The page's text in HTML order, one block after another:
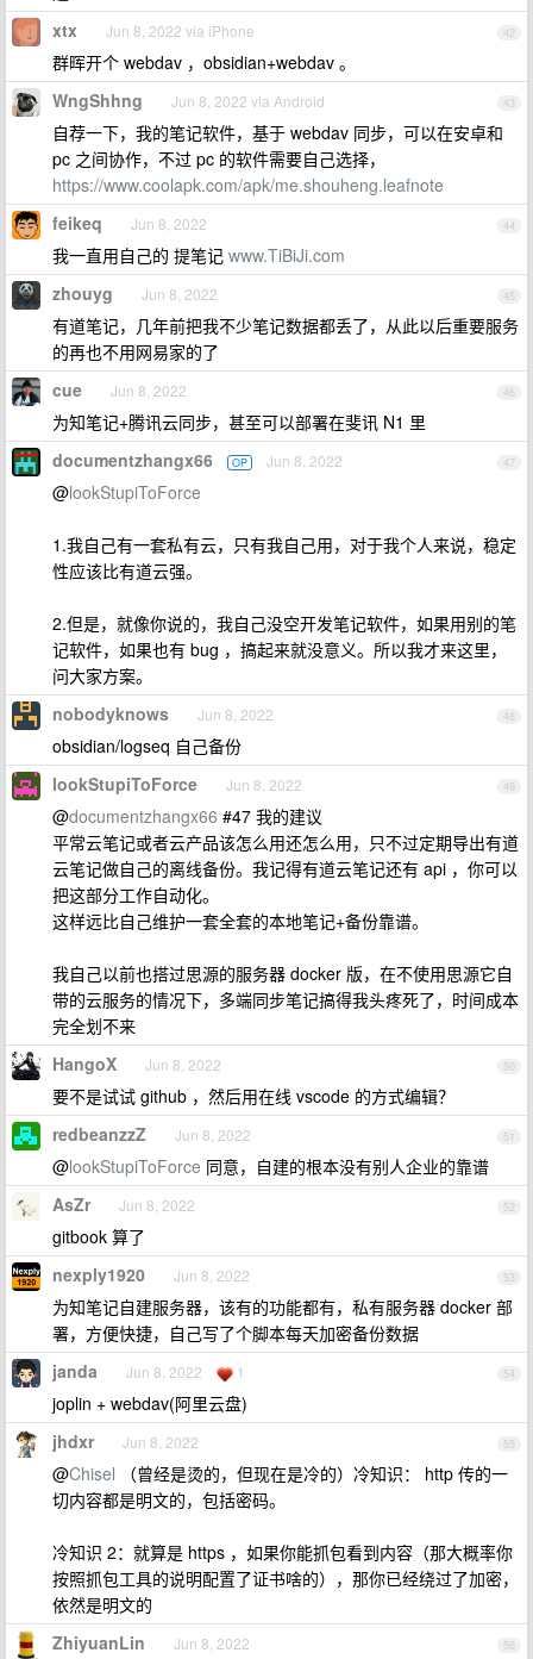
42
xtx Jun 8, 2022 via iPhone
群晖开个 webdav ，obsidian+webdav 。
43
WngShhng Jun 8, 2022 via Android
自荐一下，我的笔记软件，基于 webdav 同步，可以在安卓和
pc 之间协作，不过 pc 的软件需要自己选择，
https://www.coolapk.com/apk/me.shouheng.leafnote
44
feikeq Jun 8, 2022
我一直用自己的 提笔记 www.TiBiJi.com
45
zhouyg Jun 8, 2022
有道笔记，几年前把我不少笔记数据都丢了，从此以后重要服务
的再也不用网易家的了
46
cue Jun 8, 2022
为知笔记+腾讯云同步，甚至可以部署在斐讯 N1 里
47
documentzhangx66 OP Jun 8, 2022
@lookStupiToForce
1.我自己有一套私有云，只有我自己用，对于我个人来说，稳定
性应该比有道云强。
2.但是，就像你说的，我自己没空开发笔记软件，如果用别的笔
记软件，如果也有 bug ，搞起来就没意义。所以我才来这里，
问大家方案。
48
nobodyknows Jun 8, 2022
obsidian/logseq 自己备份
49
lookStupiToForce Jun 8, 2022
@documentzhangx66 #47 我的建议
平常云笔记或者云产品该怎么用还怎么用，只不过定期导出有道
云笔记做自己的离线备份。我记得有道云笔记还有 api ，你可以
把这部分工作自动化。
这样远比自己维护一套全套的本地笔记+备份靠谱。
我自己以前也搭过思源的服务器 docker 版，在不使用思源它自
带的云服务的情况下，多端同步笔记搞得我头疼死了，时间成本
完全划不来
50
HangoX Jun 8, 2022
要不是试试 github ，然后用在线 vscode 的方式编辑？
51
redbeanzzZ Jun 8, 2022
@lookStupiToForce 同意，自建的根本没有别人企业的靠谱
52
AsZr Jun 8, 2022
gitbook 算了
53
nexply1920 Jun 8, 2022
为知笔记自建服务器，该有的功能都有，私有服务器 docker 部
署，方便快捷，自己写了个脚本每天加密备份数据
54
janda Jun 8, 2022 1
joplin + webdav(阿里云盘)
55
jhdxr Jun 8, 2022
@Chisel （曾经是烫的，但现在是冷的）冷知识： http 传的一
切内容都是明文的，包括密码。
冷知识 2：就算是 https ，如果你能抓包看到内容（那大概率你
按照抓包工具的说明配置了证书啥的），那你已经绕过了加密，
依然是明文的
56
ZhiyuanLin Jun 8, 2022